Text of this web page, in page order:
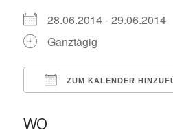
28.06.2014 - 29.06.2014
Ganztägig
ZUM KALENDER
WO